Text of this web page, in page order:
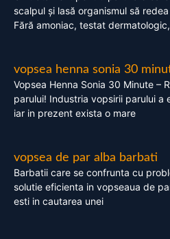
scalpul și lasă organismul să
Fără amoniac, testat
vopsea henna sonia 30
Vopsea Henna Sonia 30 Minute –
parului! Industria vopsirii parului a
iar in prezent exista o mare
vopsea de par alba barbati
Barbatii care se confrunta cu
solutie eficienta in vopseaua de
esti in cautarea unei